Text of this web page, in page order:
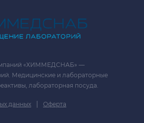
«ХИММЕДСНАБ» —
Медицинские и лабораторные
лабораторная посуда.
данных | Оферта